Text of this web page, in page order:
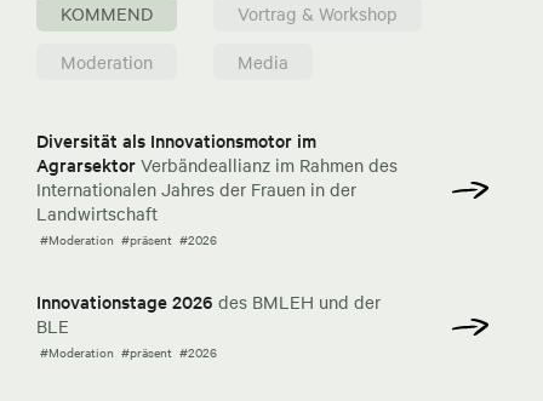
KOMMEND
Vortrag & Workshop
Moderation
Media
Diversität als Innovationsmotor im
Agrarsektor Verbändeallianz im Rahmen des
Internationalen Jahres der Frauen in der
Landwirtschaft
#Moderation #präsent #2026
Innovationstage 2026 des BMLEH und der
BLE
#Moderation #präsent #2026